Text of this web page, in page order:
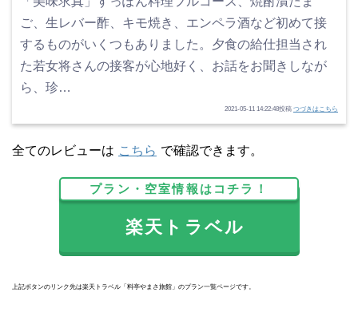
ご、生レバー酢、キモ焼き、エンペラ酒など初めて接
するものがいくつもありました。夕食の給仕担当され
た若女将さんの接客が心地好く、お話をお聞きしなが
ら、珍…
2021-05-11 14:22:48投稿 つづきはこちら
全てのレビューは こちら で確認できます。
プラン・空室情報はコチラ！
楽天トラベル
上記ボタンのリンク先は楽天トラベル「料亭やまさ旅館」のプラン一覧ページです。